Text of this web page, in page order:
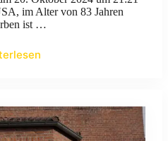
im Alter von 83 Jahren
ist …